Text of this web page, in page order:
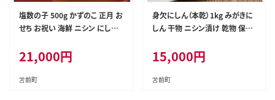
塩数の子 500g かずのこ 正月 お
せち お祝い 海鮮 ニシン にしん
とままえ mar04
21,000円
苫前町
身欠にしん（本乾）1kg みがきに
しん 干物 ニシン漬け 乾物 保存
肴 煮物 北海道 苫前町 とままえ
mar06
15,000円
苫前町